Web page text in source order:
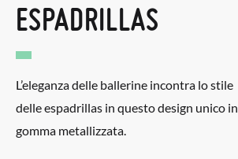
ESPADRILLAS
L’eleganza delle ballerine incontra lo stile
delle espadrillas in questo design unico in
gomma metallizzata.